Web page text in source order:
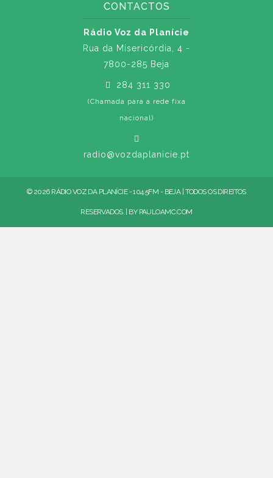
CONTACTOS
Rádio Voz da Planície
Rua da Misericórdia, 4 -
7800-285 Beja
284 311 330
(Chamada para a rede fixa
nacional)
radio@vozdaplanicie.pt
© 2026 RÁDIO VOZ DA PLANÍCIE - 104.5FM - BEJA | TODOS OS DIREITOS
RESERVADOS. | BY PAULOAMC.COM